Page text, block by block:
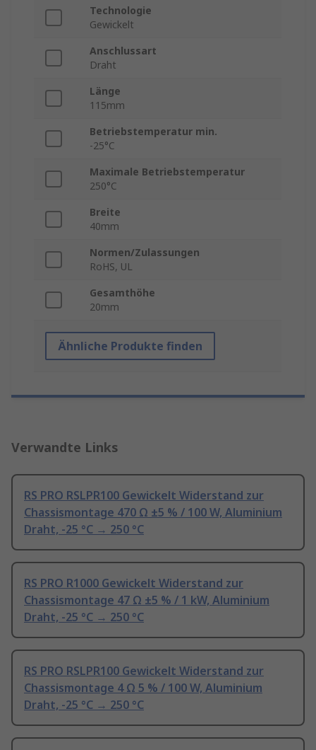
Technologie
Gewickelt
Anschlussart
Draht
Länge
115mm
Betriebstemperatur min.
-25°C
Maximale Betriebstemperatur
250°C
Breite
40mm
Normen/Zulassungen
RoHS, UL
Gesamthöhe
20mm
Ähnliche Produkte finden
Verwandte Links
RS PRO RSLPR100 Gewickelt Widerstand zur
Chassismontage 470 Ω ±5 % / 100 W, Aluminium
Draht, -25 °C → 250 °C
RS PRO R1000 Gewickelt Widerstand zur
Chassismontage 47 Ω ±5 % / 1 kW, Aluminium
Draht, -25 °C → 250 °C
RS PRO RSLPR100 Gewickelt Widerstand zur
Chassismontage 4 Ω 5 % / 100 W, Aluminium
Draht, -25 °C → 250 °C